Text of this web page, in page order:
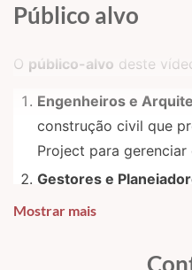
- Configuração inicial
do projeto
- Estruturação de tarefase
- Alocação de recursos
- Uso de ponderadorespara
- Atualização do cronogramae
.
Não perca essa
maiores especialistas na
Público alvo
O público-alvo deste
Engenheiros e
construção civil que
Project para
Gestores e
busca técnicas
Estudantes de
Mostrar mais